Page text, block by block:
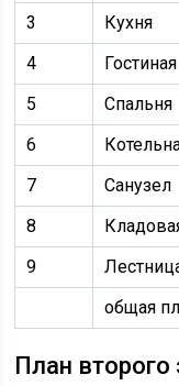
3
Кухня
4
Гостиная
5
Спальня
6
7
Санузел
8
9
общая
План второго